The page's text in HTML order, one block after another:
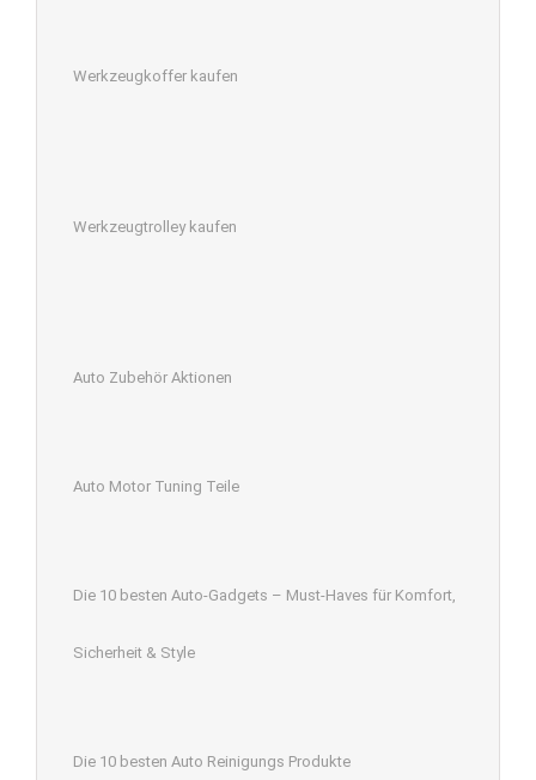
Werkzeugkoffer kaufen
Werkzeugtrolley kaufen
Auto Zubehör Aktionen
Auto Motor Tuning Teile
Die 10 besten Auto-Gadgets – Must-Haves für Komfort,
Sicherheit & Style
Die 10 besten Auto Reinigungs Produkte